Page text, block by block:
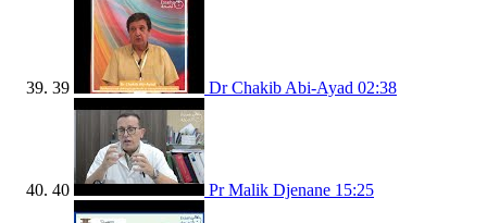
39 Dr Chakib Abi-Ayad 02:38
40 Pr Malik Djenane 15:25